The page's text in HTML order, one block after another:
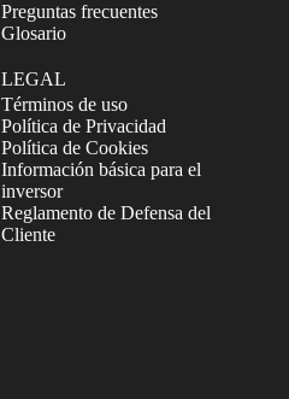
Preguntas frecuentes
Glosario
LEGAL
Términos de uso
Política de Privacidad
Política de Cookies
Información básica para el
inversor
Reglamento de Defensa del
Cliente